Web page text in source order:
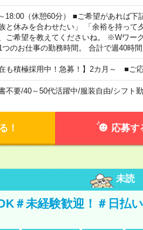
18:00（休憩60分） ■ご希望があれば
族と休みを合わせたい」 「余裕を持っ
ご希望を教えてくださいね。 ※Wワー
つのお仕事の勤務時間。 合計で週40時
在も積極採用中！急募！】2カ月～ ■ご
不要/40～50代活躍中/服装自由/シフト
！ 応募す
未読
＃未経験歓迎！＃日払